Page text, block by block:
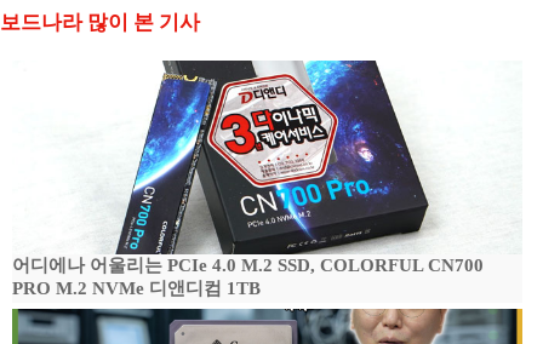
보드나라 많이 본 기사
어디에나 어울리는 PCIe 4.0 M.2 SSD, COLORFUL CN700
PRO M.2 NVMe 디앤디컴 1TB